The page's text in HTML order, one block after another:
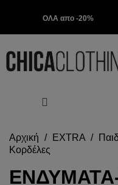
ΟΛΑ απο -20%
Αρχική EXTRA
Κορδέλες